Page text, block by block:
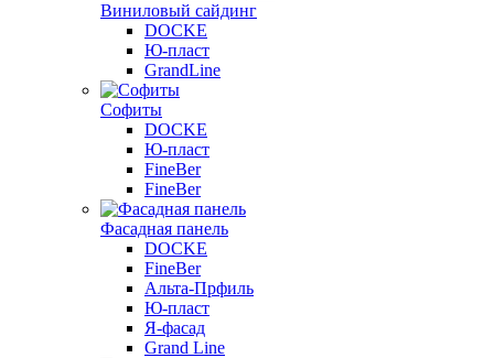
Виниловый сайдинг
DOCKE
Ю-пласт
GrandLine
Софиты
DOCKE
Ю-пласт
FineBer
FineBer
Фасадная панель
DOCKE
FineBer
Альта-Прфиль
Ю-пласт
Я-фасад
Grand Line